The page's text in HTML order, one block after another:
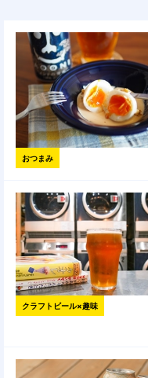
おつまみ
クラフトビール×趣味